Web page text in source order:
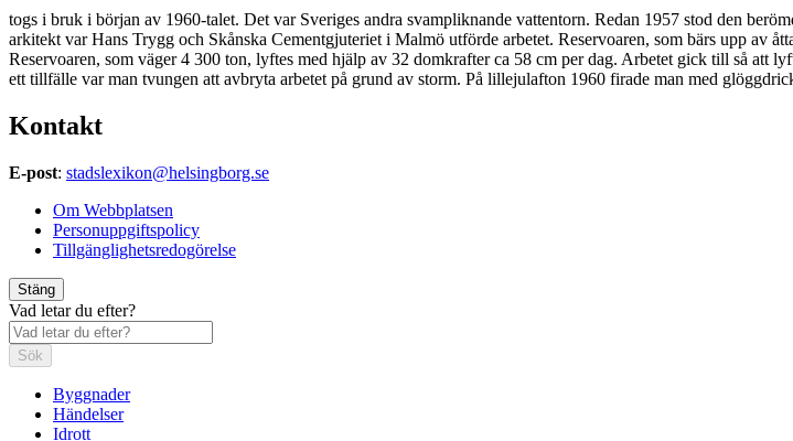
togs i bruk i början av 1960-talet. Det var Sveriges andra svampliknande vattentorn. Redan 1957 stod den
arkitekt var Hans Trygg och Skånska Cementgjuteriet i Malmö utförde arbetet. Reservoaren, som bärs upp av
Reservoaren, som väger 4 300 ton, lyftes med hjälp av 32 domkrafter ca 58 cm per dag. Arbetet gick till så att
ett tillfälle var man tvungen att avbryta arbetet på grund av storm. På lillejulafton 1960 firade man med
Kontakt
E-post: stadslexikon@helsingborg.se
Om Webbplatsen
Personuppgiftspolicy
Tillgänglighetsredogörelse
Stäng
Vad letar du efter?
Sök
Byggnader
Händelser
Idrott